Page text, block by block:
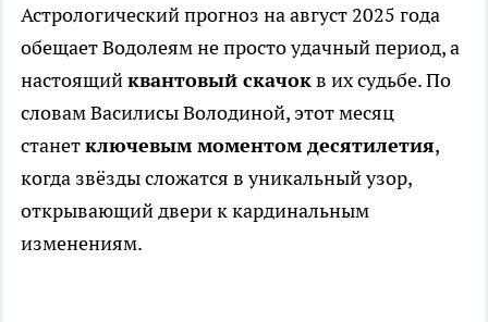
Астрологический прогноз на август 2025 года
обещает Водолеям не просто удачный период, а
настоящийквантовый скачокв их судьбе. По
словам Василисы Володиной, этот месяц
станетключевым моментом десятилетия,
когда звёзды сложатся в уникальный узор,
открывающий двери к кардинальным
изменениям.